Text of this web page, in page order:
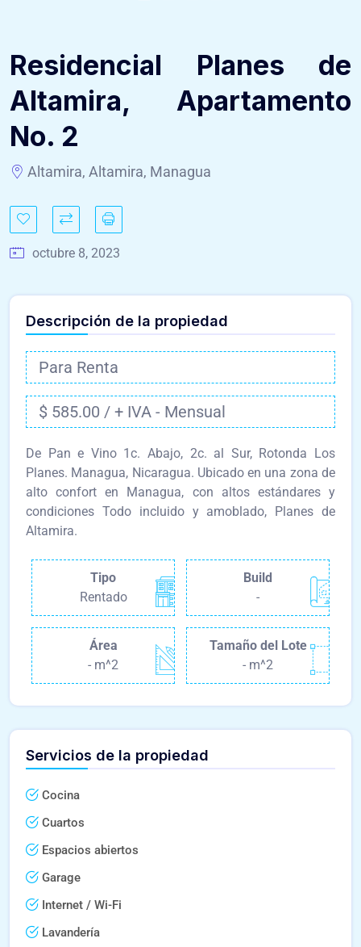
Residencial Planes de
Altamira, Apartamento
No. 2
Altamira, Altamira, Managua
octubre 8, 2023
Descripción de la propiedad
Para Renta
$ 585.00 / + IVA - Mensual
De Pan e Vino 1c. Abajo, 2c. al Sur, Rotonda Los
Planes. Managua, Nicaragua. Ubicado en una zona de
alto confort en Managua, con altos estándares y
condiciones Todo incluido y amoblado, Planes de
Altamira.
Tipo
Rentado
Build
-
Área
- m^2
Tamaño del Lote
- m^2
Servicios de la propiedad
Cocina
Cuartos
Espacios abiertos
Garage
Internet / Wi-Fi
Lavandería